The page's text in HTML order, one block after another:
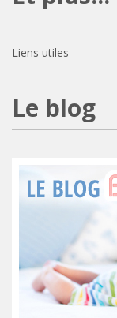
Liens utiles
Le blog